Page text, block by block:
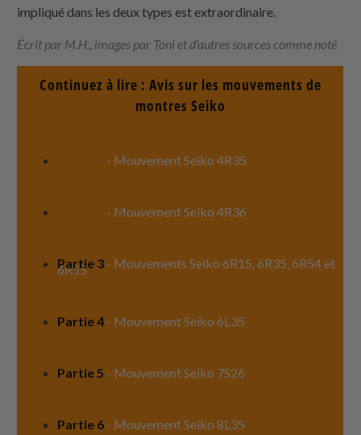
impliqué dans les deux types est extraordinaire.
Écrit par M.H., images par Toni et d'autres sources comme noté
Continuez à lire : Avis sur les mouvements de
montres Seiko
- Mouvement Seiko 4R35
- Mouvement Seiko 4R36
Partie 3 - Mouvements Seiko 6R15, 6R35, 6R54 et
6R55
Partie 4 - Mouvement Seiko 6L35
Partie 5 - Mouvement Seiko 7S26
Partie 6 - Mouvement Seiko 8L35